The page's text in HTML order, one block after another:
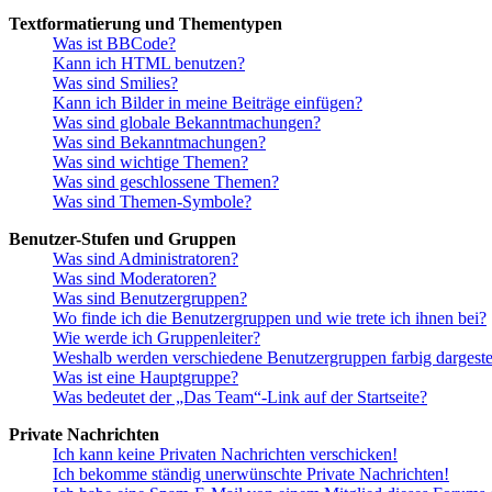
Textformatierung und Thementypen
Was ist BBCode?
Kann ich HTML benutzen?
Was sind Smilies?
Kann ich Bilder in meine Beiträge einfügen?
Was sind globale Bekanntmachungen?
Was sind Bekanntmachungen?
Was sind wichtige Themen?
Was sind geschlossene Themen?
Was sind Themen-Symbole?
Benutzer-Stufen und Gruppen
Was sind Administratoren?
Was sind Moderatoren?
Was sind Benutzergruppen?
Wo finde ich die Benutzergruppen und wie trete ich ihnen bei?
Wie werde ich Gruppenleiter?
Weshalb werden verschiedene Benutzergruppen farbig
Was ist eine Hauptgruppe?
Was bedeutet der „Das Team“-Link auf der Startseite?
Private Nachrichten
Ich kann keine Privaten Nachrichten verschicken!
Ich bekomme ständig unerwünschte Private Nachrichten!